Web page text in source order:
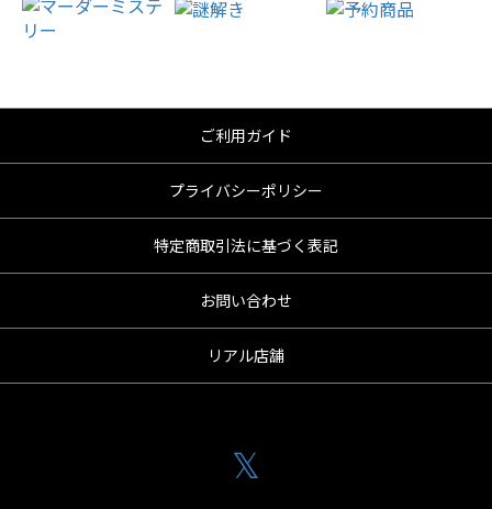
ご利用ガイド
プライバシーポリシー
特定商取引法に基づく表記
お問い合わせ
リアル店舗
𝕏